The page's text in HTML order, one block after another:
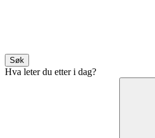
Søk
Hva leter du etter i dag?